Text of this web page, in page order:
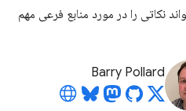
نکاتی را در مورد منابع فرعی مهم
Barry Pollard